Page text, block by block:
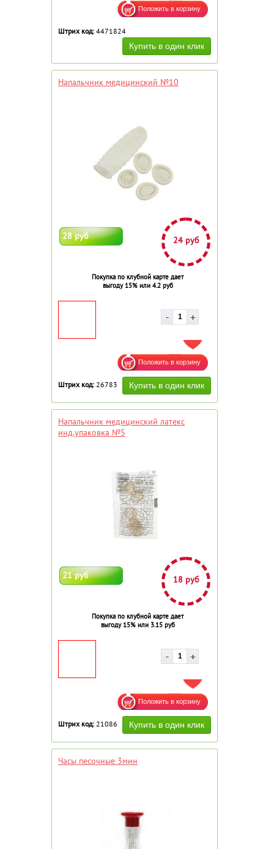
Штрих код: 4471824
Напальчник медицинский №10
28 руб 24 руб
Покупка по клубной карте дает
выгоду 15% или 4.2 руб
ДОБАВИТЬ В ИЗБРАННОЕ
Штрих код: 26783
Напальчник медицинский латекс
инд.упаковка №5
21 руб 18 руб
Покупка по клубной карте дает
выгоду 15% или 3.15 руб
ДОБАВИТЬ В ИЗБРАННОЕ
Штрих код: 21086
Часы песочные 3мин